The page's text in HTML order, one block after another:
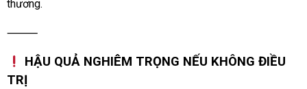
thương.
⸻
HẬU QUẢ NGHIÊM TRỌNG NẾU KHÔNG ĐIỀU
TRỊ